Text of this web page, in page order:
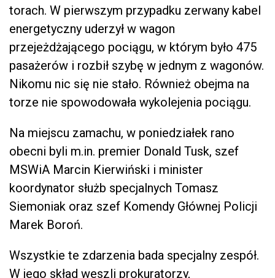
torach. W pierwszym przypadku zerwany kabel
energetyczny uderzył w wagon
przejeżdżającego pociągu, w którym było 475
pasażerów i rozbił szybę w jednym z wagonów.
Nikomu nic się nie stało. Również obejma na
torze nie spowodowała wykolejenia pociągu.
Na miejscu zamachu, w poniedziałek rano
obecni byli m.in. premier Donald Tusk, szef
MSWiA Marcin Kierwiński i minister
koordynator służb specjalnych Tomasz
Siemoniak oraz szef Komendy Głównej Policji
Marek Boroń.
Wszystkie te zdarzenia bada specjalny zespół.
W jego skład weszli prokuratorzy,